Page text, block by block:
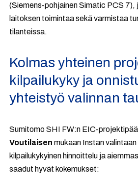
(Siemens-pohjainen Simatic PCS 7),
laitoksen toimintaa sekä varmistaa
tilanteissa.
Kolmas yhteinen
kilpailukyky ja
yhteistyö valinnan
Sumitomo SHI FW:n EIC-
Voutilaisenmukaan Instan
kilpailukykyinen hinnoittelu ja
saadut hyvät kokemukset: